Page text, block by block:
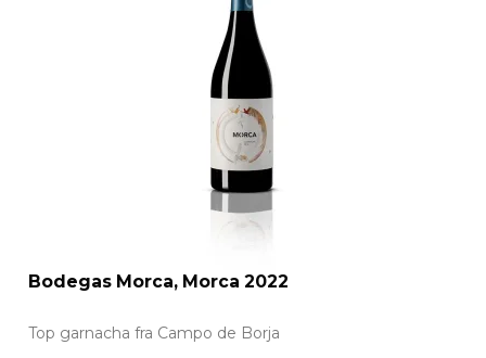
Bodegas Morca, Morca 2022
Top garnacha fra Campo de Borja